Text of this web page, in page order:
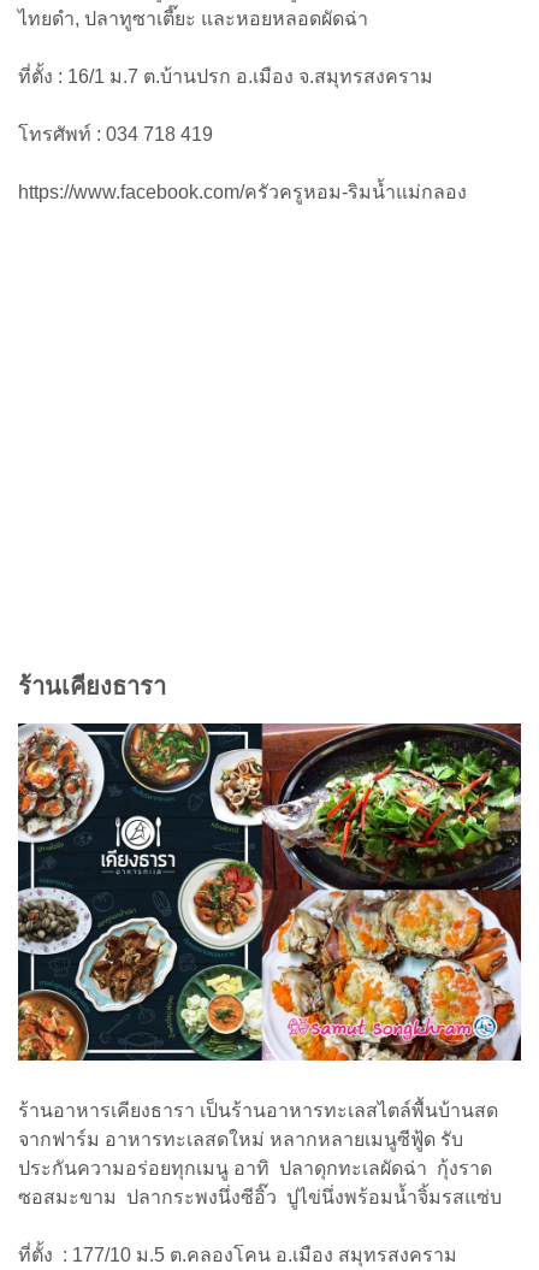
ไทยดำ, ปลาทูซาเตี๊ยะ และหอยหลอดผัดฉ่า
ที่ตั้ง : 16/1 ม.7 ต.บ้านปรก อ.เมือง จ.สมุทรสงคราม
โทรศัพท์ : 034 718 419
https://www.facebook.com/ครัวครูหอม-ริมน้ำแม่กลอง
ร้านเคียงธารา
ร้านอาหารเคียงธารา เป็นร้านอาหารทะเลสไตล์พื้นบ้านสด
จากฟาร์ม อาหารทะเลสดใหม่ หลากหลายเมนูซีฟู้ด รับ
ประกันความอร่อยทุกเมนู อาทิ ปลาดุกทะเลผัดฉ่า กุ้งราด
ซอสมะขาม ปลากระพงนึ่งซีอิ๊ว ปูไข่นึ่งพร้อมน้ำจิ้มรสแซ่บ
ที่ตั้ง : 177/10 ม.5 ต.คลองโคน อ.เมือง สมุทรสงคราม